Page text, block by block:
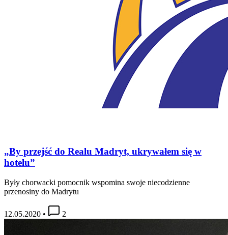
„By przejść do Realu Madryt, ukrywałem się w
hotelu”
Były chorwacki pomocnik wspomina swoje niecodzienne
przenosiny do Madrytu
12.05.2020 • 2